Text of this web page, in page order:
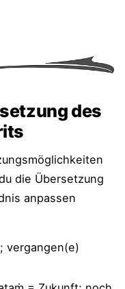
des
die Übersetzung
anpassen
vergangen(e)